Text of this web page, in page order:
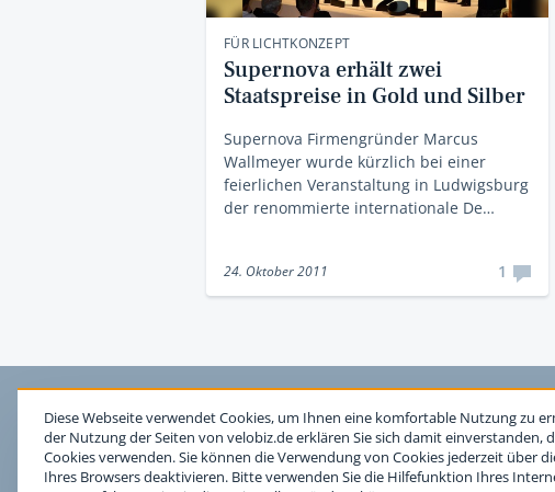
FÜR LICHTKONZEPT
Supernova erhält zwei
Staatspreise in Gold und Silber
Supernova Firmengründer Marcus
Wallmeyer wurde kürzlich bei einer
feierlichen Veranstaltung in Ludwigsburg
der renommierte internationale De…
24. Oktober 2011 1
Diese Webseite verwendet Cookies, um Ihnen eine komfortable Nutzung zu
der Nutzung der Seiten von velobiz.de erklären Sie sich damit einverstanden,
Cookies verwenden. Sie können die Verwendung von Cookies jederzeit über
Ihres Browsers deaktivieren. Bitte verwenden Sie die Hilfefunktion Ihres